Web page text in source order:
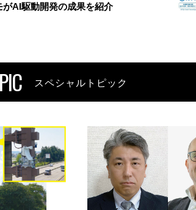
がAI駆動開発の成果を紹介
スペシャルトピック